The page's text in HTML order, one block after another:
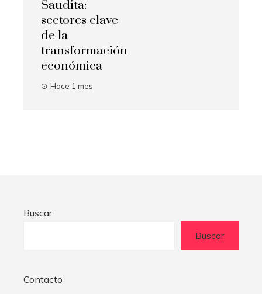
Saudita:
sectores clave
de la
transformación
económica
Hace 1 mes
Buscar
Buscar
Contacto